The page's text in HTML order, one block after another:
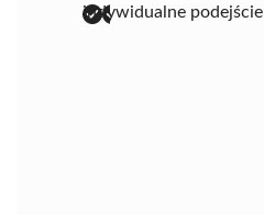
indywidualne podejście